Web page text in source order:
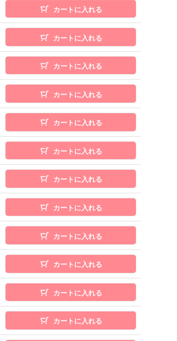
カートに入れる
カートに入れる
カートに入れる
カートに入れる
カートに入れる
カートに入れる
カートに入れる
カートに入れる
カートに入れる
カートに入れる
カートに入れる
カートに入れる